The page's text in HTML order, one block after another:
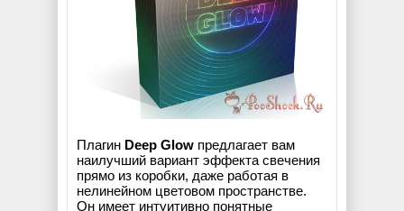
Плагин Deep Glow предлагает вам
наилучший вариант эффекта свечения
прямо из коробки, даже работая в
нелинейном цветовом пространстве.
Он имеет интуитивно понятные